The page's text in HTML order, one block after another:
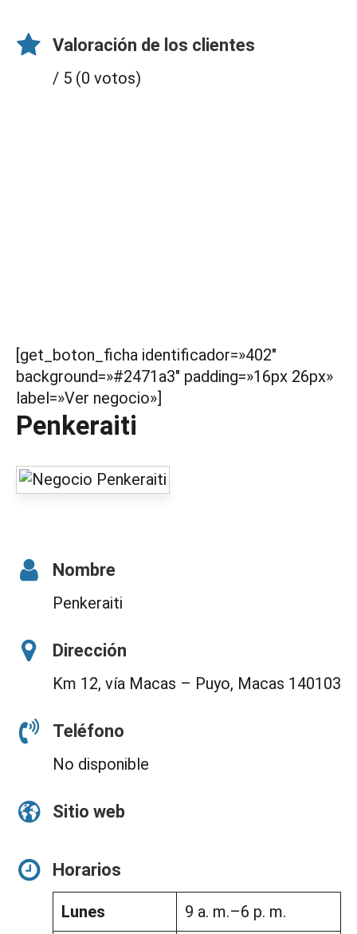
Valoración de los clientes
/ 5 (0 votos)
[get_boton_ficha identificador=»402″
background=»#2471a3″ padding=»16px 26px»
label=»Ver negocio»]
Penkeraiti
Nombre
Penkeraiti
Dirección
Km 12, vía Macas – Puyo, Macas 140103
Teléfono
No disponible
Sitio web
Horarios
Lunes 9 a. m.–6 p. m.